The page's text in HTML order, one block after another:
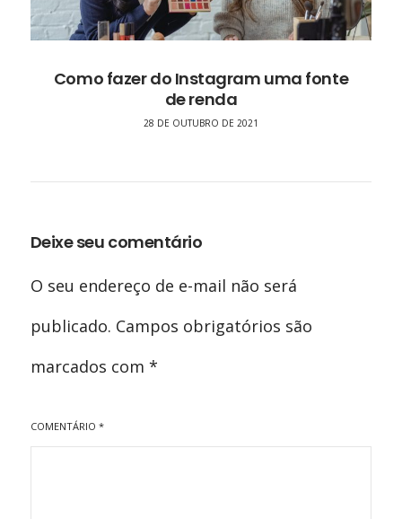
Como fazer do Instagram uma fonte
de renda
28 DE OUTUBRO DE 2021
Deixe seu comentário
O seu endereço de e-mail não será
publicado. Campos obrigatórios são
marcados com *
COMENTÁRIO *